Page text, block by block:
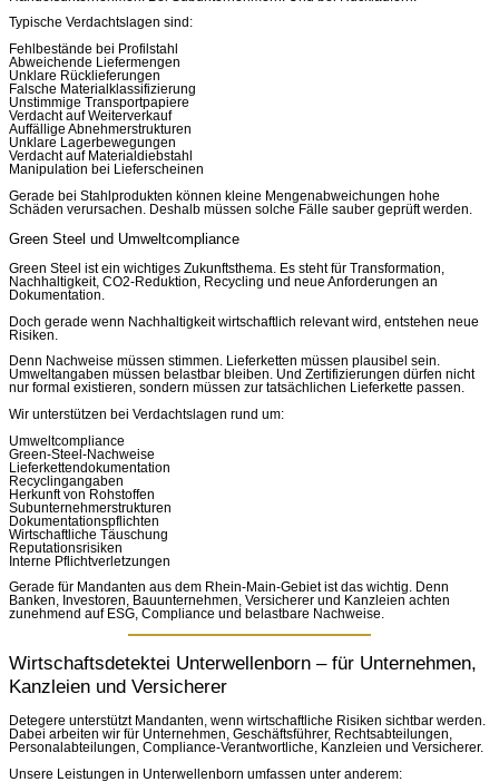
Typische Verdachtslagen sind:
Fehlbestände bei Profilstahl
Abweichende Liefermengen
Unklare Rücklieferungen
Falsche Materialklassifizierung
Unstimmige Transportpapiere
Verdacht auf Weiterverkauf
Auffällige Abnehmerstrukturen
Unklare Lagerbewegungen
Verdacht auf Materialdiebstahl
Manipulation bei Lieferscheinen
Gerade bei Stahlprodukten können kleine Mengenabweichungen hohe
Schäden verursachen. Deshalb müssen solche Fälle sauber geprüft werden.
Green Steel und Umweltcompliance
Green Steel ist ein wichtiges Zukunftsthema. Es steht für Transformation,
Nachhaltigkeit, CO2-Reduktion, Recycling und neue Anforderungen an
Dokumentation.
Doch gerade wenn Nachhaltigkeit wirtschaftlich relevant wird, entstehen neue
Risiken.
Denn Nachweise müssen stimmen. Lieferketten müssen plausibel sein.
Umweltangaben müssen belastbar bleiben. Und Zertifizierungen dürfen nicht
nur formal existieren, sondern müssen zur tatsächlichen Lieferkette passen.
Wir unterstützen bei Verdachtslagen rund um:
Umweltcompliance
Green-Steel-Nachweise
Lieferkettendokumentation
Recyclingangaben
Herkunft von Rohstoffen
Subunternehmerstrukturen
Dokumentationspflichten
Wirtschaftliche Täuschung
Reputationsrisiken
Interne Pflichtverletzungen
Gerade für Mandanten aus dem Rhein-Main-Gebiet ist das wichtig. Denn
Banken, Investoren, Bauunternehmen, Versicherer und Kanzleien achten
zunehmend auf ESG, Compliance und belastbare Nachweise.
Wirtschaftsdetektei Unterwellenborn – für Unternehmen,
Kanzleien und Versicherer
Detegere unterstützt Mandanten, wenn wirtschaftliche Risiken sichtbar werden.
Dabei arbeiten wir für Unternehmen, Geschäftsführer, Rechtsabteilungen,
Personalabteilungen, Compliance-Verantwortliche, Kanzleien und Versicherer.
Unsere Leistungen in Unterwellenborn umfassen unter anderem: